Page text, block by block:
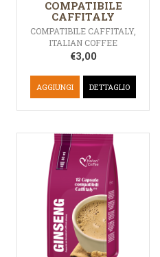
COMPATIBILE
CAFFITALY
COMPATIBILE CAFFITALY,
ITALIAN COFFEE
€3,00
AGGIUNGI DETTAGLIO